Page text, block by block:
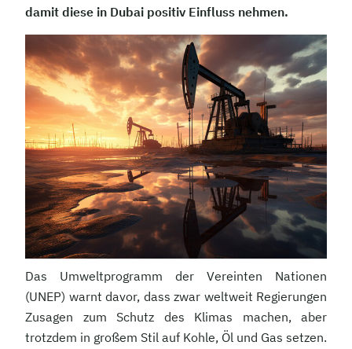
damit diese in Dubai positiv Einfluss nehmen.
Das Umweltprogramm der Vereinten Nationen
(UNEP) warnt davor, dass zwar weltweit Regierungen
Zusagen zum Schutz des Klimas machen, aber
trotzdem in großem Stil auf Kohle, Öl und Gas setzen.